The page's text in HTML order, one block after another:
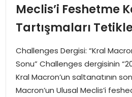
EĞITIM
SPOR
EKONOMI
Meclis’i Feshetme
Tartışmaları
Challenges Dergisi: “Kral
Sonu” Challenges dergisinin
Kral Macron’un saltanatının
Macron’un Ulusal Meclis’i